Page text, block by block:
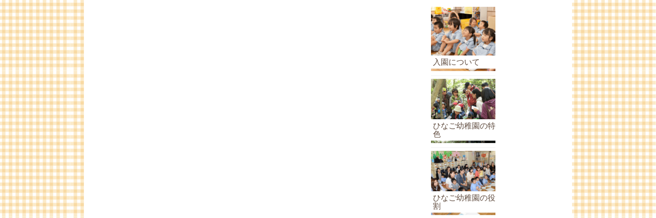
ら
せ
の
ア
ー
カ
イ
ブ
入園について
ひなご幼稚園の特
色
ひなご幼稚園の役
割